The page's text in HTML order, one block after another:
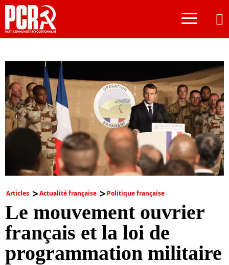
≡
Articles Actualité française Politique française
Le mouvement ouvrier
français et la loi de
programmation militaire